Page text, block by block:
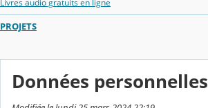
PROJETS
Données personnelles